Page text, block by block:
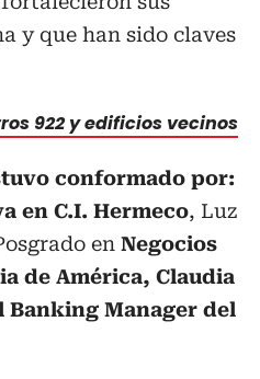
y que han sido claves
922 y edificios vecinos
conformado por:
en C.I. Hermeco, Luz
en Negocios
de América, Claudia
Banking Manager del